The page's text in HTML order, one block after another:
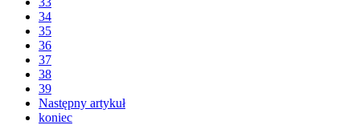
34
35
36
37
38
39
Następny artykuł
koniec